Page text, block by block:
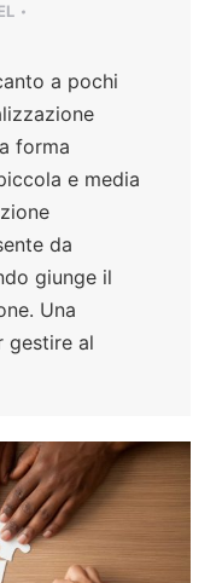
a pochi
forma
e media
da
giunge il
Una
gestire al